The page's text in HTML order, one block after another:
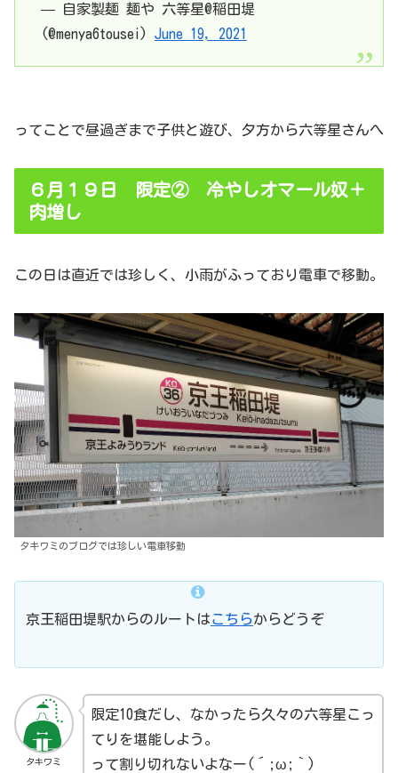
— 自家製麺 麺や 六等星@稲田堤
(@menya6tousei) June 19, 2021
ってことで昼過ぎまで子供と遊び、夕方から六等星さんへ
６月１９日 限定② 冷やしオマール奴＋
肉増し
この日は直近では珍しく、小雨がふっており電車で移動。
タキワミのブログでは珍しい電車移動
京王稲田堤駅からのルートはこちらからどうぞ
タキワミ
限定10食だし、なかったら久々の六等星こっ
てりを堪能しよう。
って割り切れないよなー(´;ω;｀)